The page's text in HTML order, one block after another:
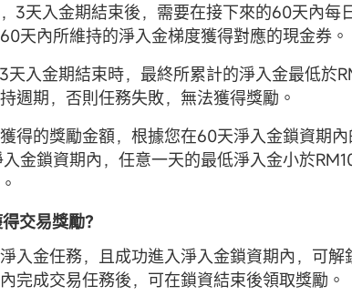
3天入金期結束後，需要在接下來的60天內每
天內所維持的淨入金梯度獲得對應的現金券。
天入金期結束時，最終所累計的淨入金最低於
週期，否則任務失敗，無法獲得獎勵。
得的獎勵金額，根據您在60天淨入金鎖資期
金鎖資期內，任意一天的最低淨入金小於
交易獎勵？
入金任務，且成功進入淨入金鎖資期內，可
完成交易任務後，可在鎖資結束後領取獎勵。